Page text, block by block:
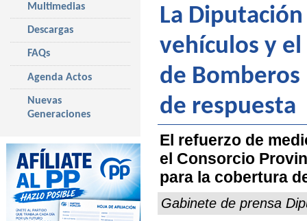
La
vehículos y
de Bomberos
de respuesta
El refuerzo de
el Consorcio
para la cobertura
Gabinete de prensa
Multimedias
Descargas
FAQs
Agenda Actos
Nuevas
Generaciones